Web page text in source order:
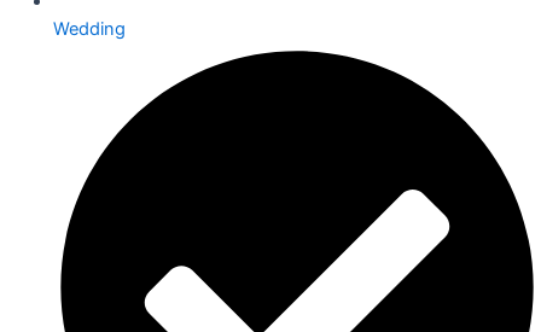
Wedding